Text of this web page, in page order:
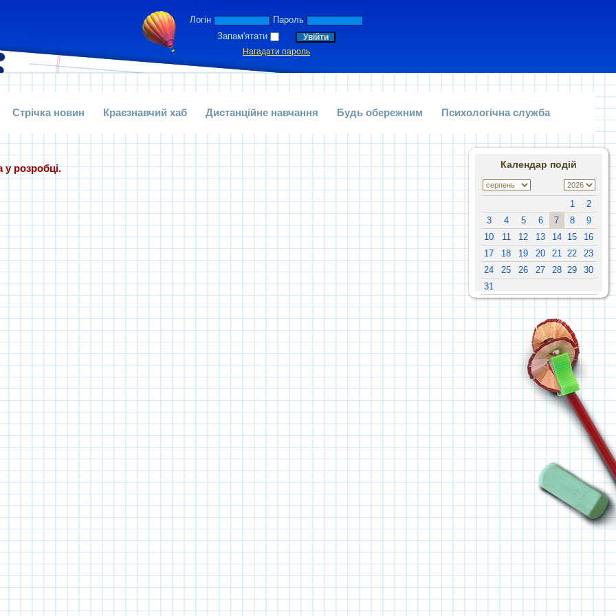
Логін
Пароль
Запам'ятати
Нагадати пароль
Стрічка новин Краєзнавчий хаб Дистанційне навчання Будь обережним Психологічна служба
Календар подій
1
2
3
4 5 6 7 8
9
10
11 12 13 14 15
16
17
18 19 20 21 22
23
24
25 26 27 28 29
30
31
у розробці.